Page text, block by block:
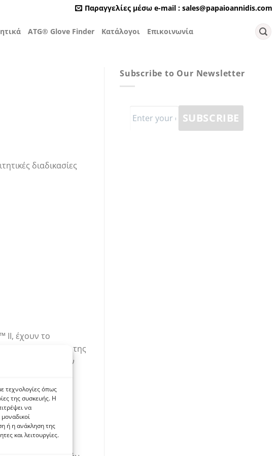
τεχνολογίες όπως
της συσκευής. Η
να
ή η ανάκληση της
και λειτουργίες.
Παραγγελίες μέσω e-mail : sales@papaioannidis.com
ATG® Glove Finder Κατάλογοι Επικοινωνία
διαδικασίες
II, έχουν το
H ομοιογένεια της
Έτσι δεν
λείανσης,
Subscribe to Our Newsletter